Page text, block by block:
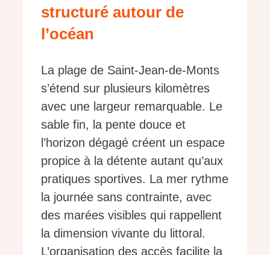
structuré autour de
l’océan
La plage de Saint-Jean-de-Monts
s’étend sur plusieurs kilomètres
avec une largeur remarquable. Le
sable fin, la pente douce et
l’horizon dégagé créent un espace
propice à la détente autant qu’aux
pratiques sportives. La mer rythme
la journée sans contrainte, avec
des marées visibles qui rappellent
la dimension vivante du littoral.
L’organisation des accès facilite la